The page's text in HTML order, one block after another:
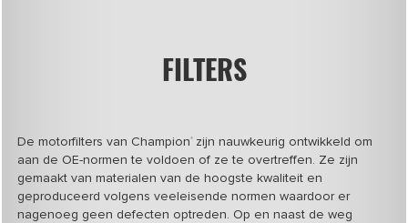
FILTERS
De motorfilters van Champion® zijn nauwkeurig ontwikkeld om
aan de OE-normen te voldoen of ze te overtreffen. Ze zijn
gemaakt van materialen van de hoogste kwaliteit en
geproduceerd volgens veeleisende normen waardoor er
nagenoeg geen defecten optreden. Op en naast de weg